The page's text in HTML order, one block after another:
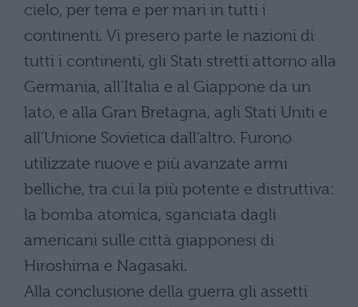
cielo, per terra e per mari in tutti i
continenti. Vi presero parte le nazioni di
tutti i continenti, gli Stati stretti attorno alla
Germania, all’Italia e al Giappone da un
lato, e alla Gran Bretagna, agli Stati Uniti e
all’Unione Sovietica dall’altro. Furono
utilizzate nuove e più avanzate armi
belliche, tra cui la più potente e distruttiva:
la bomba atomica, sganciata dagli
americani sulle città giapponesi di
Hiroshima e Nagasaki.
Alla conclusione della guerra gli assetti